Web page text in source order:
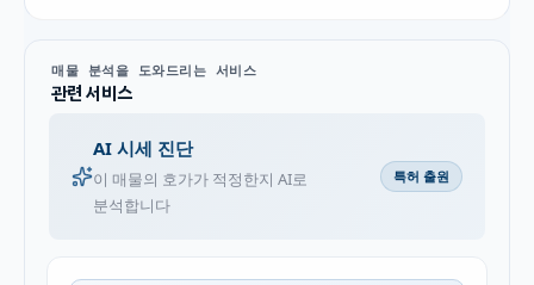
매물 분석을 도와드리는 서비스
관련 서비스
AI 시세 진단
이 매물의 호가가 적정한지 AI로
분석합니다
특허 출원